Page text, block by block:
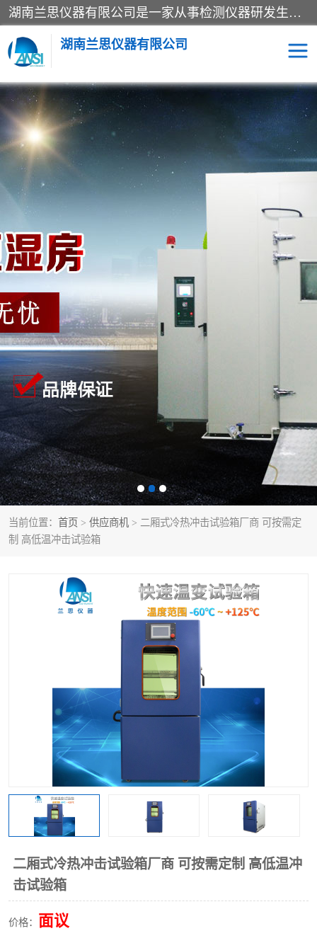
湖南兰思仪器有限公司是一家从事检测仪器研发生产销售和维修保养服务的综合型企业，产品符合国际标准可按需定制专业售前售后工程师，主要有门窗性能体验箱、门窗隔音展示箱、恒温恒湿试验箱、步入式恒温恒湿房、高低温试验箱、老化试验箱、老化试验房、恒温恒湿培养箱、水泥标准养护试验箱、电热鼓风干燥试验箱、真空干燥箱、工业烤箱、盐雾腐蚀试验箱等。
湖南兰思仪器有限公司
当前位置： 首页 > 供应商机 > 二厢式冷热冲击试验箱厂商 可按需定
制 高低温冲击试验箱
二厢式冷热冲击试验箱厂商 可按需定制 高低温冲
击试验箱
价格： 面议
老化房 恒温恒湿试验箱
工业烘箱 门窗体验箱